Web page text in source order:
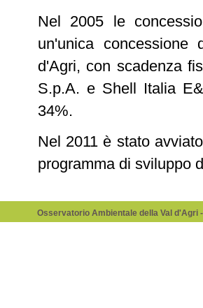
Nel 2005 le
un'unica concessione
d'Agri, con scadenza
S.p.A. e Shell Italia
34%.
Nel 2011 è stato
programma di sviluppo
Osservatorio Ambientale della Val d'Agri